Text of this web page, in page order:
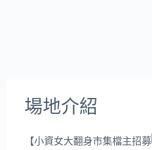
場地介紹
【小資女大翻身市集檔主招募